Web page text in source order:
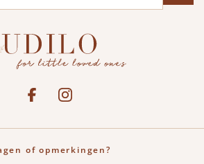
See our FacebookBekijk onze Instagram pagina
of opmerkingen?